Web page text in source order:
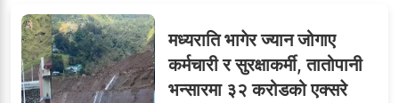
मध्यराति भागेर ज्यान जोगाए
कर्मचारी र सुरक्षाकर्मी, तातोपानी
भन्सारमा ३२ करोडको एक्सरे